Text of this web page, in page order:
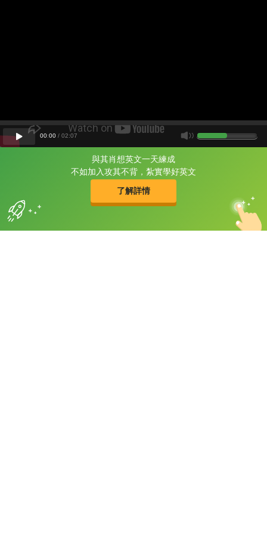
與其肖想英文一天練成
不如加入攻其不背，紮實學好英文
了解詳情
片尾有
攻其不背
的品牌故事
00:00 / 02:07